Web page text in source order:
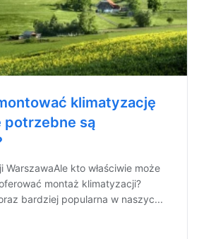
klimatyzację
potrzebne są
kto właściwie może
montaż klimatyzacji?
bardziej popularna w naszyc...